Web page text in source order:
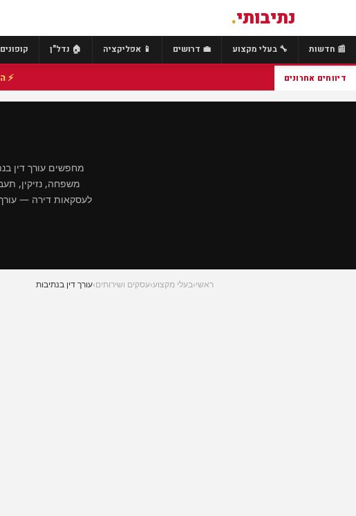
נתיבותי.
📰 חדשות 🔧 בעלי מקצוע 💼 דרושים 📱 אפליקציה 🏠 נדל"ן
דיווחים אחרונים ⚡ הולך רגל כבן 40 נהרג מפגיעת רכב בכביש 25
מחפשים עורך דין
משפחה, נזיקין,
לעסקאות דירה — עורך
ראשי›בעלי מקצוע›עסקים ושירותים›עורך דין בנתיבות